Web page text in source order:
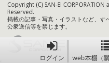
ログイン web本棚（
Copyright (C) SAN-EI
Reserved.
掲載の記事・写真・イラストなど、す
公衆送信等を禁じます。